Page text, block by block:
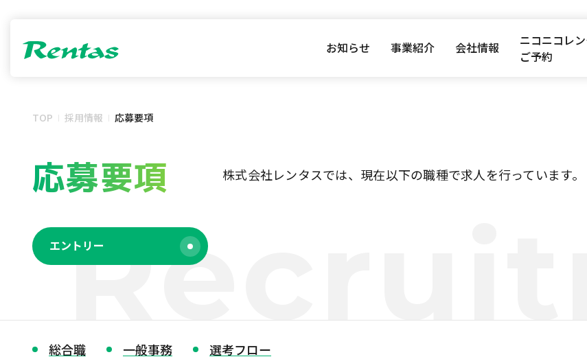
お知らせ 事業紹介 会社情報
ニコニコレ
ご予約
TOP 採用情報 応募要項
応募要項
エントリー
株式会社レンタスでは、現在以下の職種で求人を行っています。
総合職 一般事務 選考フロー